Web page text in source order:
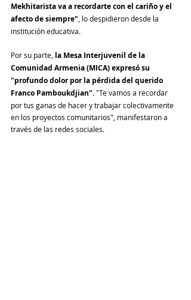
Mekhitarista va a recordarte con el cariño y el
afecto de siempre" , lo despidieron desde la
institución educativa.
Por su parte, la Mesa Interjuvenil de la
Comunidad Armenia (MICA) expresó su
"profundo dolor por la pérdida del querido
Franco Pamboukdjian". "Te vamos a recordar
por tus ganas de hacer y trabajar colectivamente
en los proyectos comunitarios", manifestaron a
través de las redes sociales.